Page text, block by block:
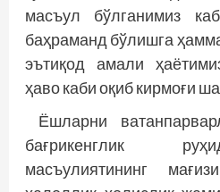
масъул бўлганимиз
баҳраманд бўлишга
эътиқод амали
ҳаво каби оқиб кирмоғи
Ёшларни
бағрикенглик
масъулиятининг